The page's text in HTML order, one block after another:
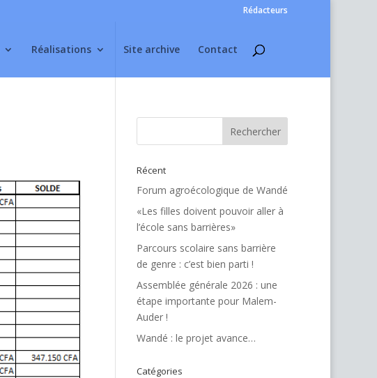
Rédacteurs
Réalisations Site archive Contact
Récent
Forum agroécologique de Wandé
«Les filles doivent pouvoir aller à
l’école sans barrières»
Parcours scolaire sans barrière
de genre : c’est bien parti !
Assemblée générale 2026 : une
étape importante pour Malem-
Auder !
Wandé : le projet avance…
Catégories